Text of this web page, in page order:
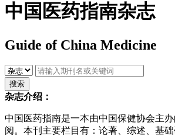
中国医药指南杂志
Guide of China Medicine
杂志介绍：
中国医药指南是一本由中国保健协会主
阅。本刊主要栏目有：论著、综述、基